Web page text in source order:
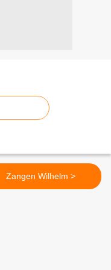
Zangen Wilhelm >